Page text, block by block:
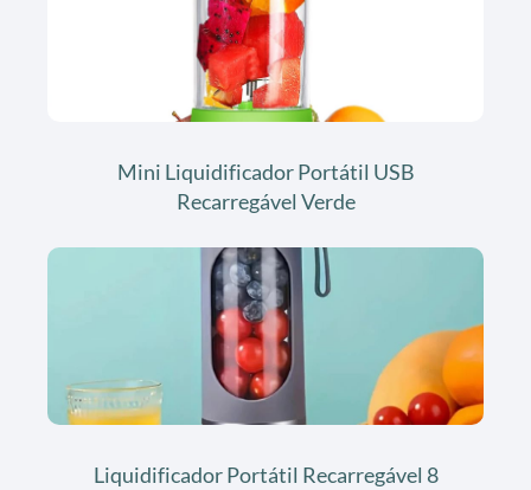
Mini Liquidificador Portátil USB
Recarregável Verde
Liquidificador Portátil Recarregável 8